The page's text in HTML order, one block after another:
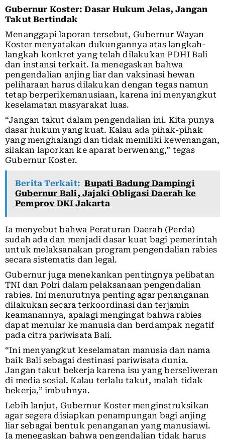
Gubernur Koster: Dasar Hukum Jelas, Jangan
Takut Bertindak
Menanggapi laporan tersebut, Gubernur Wayan
Koster menyatakan dukungannya atas langkah-
langkah konkret yang telah dilakukan PDHI Bali
dan instansi terkait. Ia menegaskan bahwa
pengendalian anjing liar dan vaksinasi hewan
peliharaan harus dilakukan dengan tegas namun
tetap berperikemanusiaan, karena ini menyangkut
keselamatan masyarakat luas.
“Jangan takut dalam pengendalian ini. Kita punya
dasar hukum yang kuat. Kalau ada pihak-pihak
yang menghalangi dan tidak memiliki kewenangan,
silakan laporkan ke aparat berwenang,” tegas
Gubernur Koster.
Berita Terkait: Bupati Badung Dampingi
Gubernur Bali, Jajaki Obligasi Daerah ke
Pemprov DKI Jakarta
Ia menyebut bahwa Peraturan Daerah (Perda)
sudah ada dan menjadi dasar kuat bagi pemerintah
untuk melaksanakan program pengendalian rabies
secara sistematis dan legal.
Gubernur juga menekankan pentingnya pelibatan
TNI dan Polri dalam pelaksanaan pengendalian
rabies. Ini menurutnya penting agar penanganan
dilakukan secara terkoordinasi dan terjamin
keamanannya, apalagi mengingat bahwa rabies
dapat menular ke manusia dan berdampak negatif
pada citra pariwisata Bali.
“Ini menyangkut keselamatan manusia dan nama
baik Bali sebagai destinasi pariwisata dunia.
Jangan takut bekerja karena isu yang berseliweran
di media sosial. Kalau terlalu takut, malah tidak
bekerja,” imbuhnya.
Lebih lanjut, Gubernur Koster menginstruksikan
agar segera disiapkan penampungan bagi anjing
liar sebagai bentuk penanganan yang manusiawi.
Ia menegaskan bahwa pengendalian tidak harus